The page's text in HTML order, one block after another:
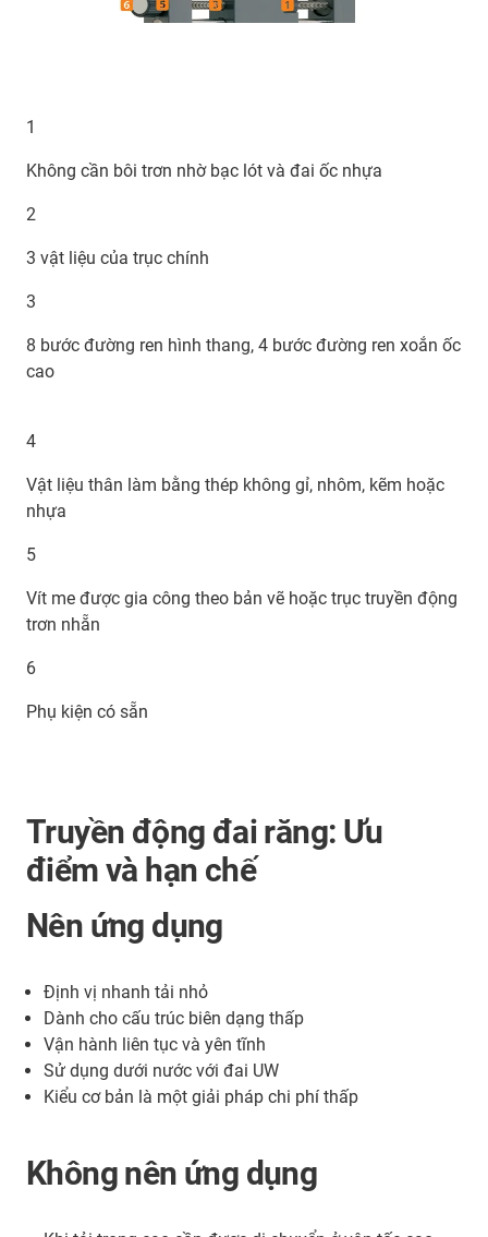
1
Không cần bôi trơn nhờ bạc lót và đai ốc nhựa
2
3 vật liệu của trục chính
3
8 bước đường ren hình thang, 4 bước đường ren xoắn ốc
cao
4
Vật liệu thân làm bằng thép không gỉ, nhôm, kẽm hoặc
nhựa
5
Vít me được gia công theo bản vẽ hoặc trục truyền động
trơn nhẵn
6
Phụ kiện có sẵn
Truyền động đai răng: Ưu
điểm và hạn chế
Nên ứng dụng
Định vị nhanh tải nhỏ
Dành cho cấu trúc biên dạng thấp
Vận hành liên tục và yên tĩnh
Sử dụng dưới nước với đai UW
Kiểu cơ bản là một giải pháp chi phí thấp
Không nên ứng dụng